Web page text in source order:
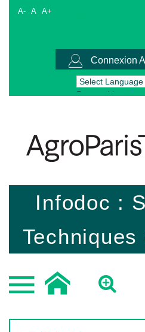
A- A A+
Connexion
Powered by
Infodoc :